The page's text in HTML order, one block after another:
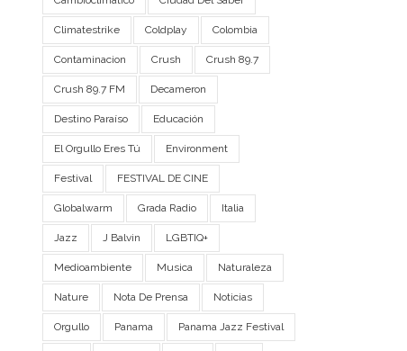
Climatestrike Coldplay Colombia
Contaminacion Crush Crush 89.7
Crush 89.7 FM Decameron
Destino Paraíso Educación
El Orgullo Eres Tú Environment
Festival FESTIVAL DE CINE
Globalwarm Grada Radio Italia
Jazz J Balvin LGBTIQ+
Medioambiente Musica Naturaleza
Nature Nota De Prensa Noticias
Orgullo Panama Panama Jazz Festival